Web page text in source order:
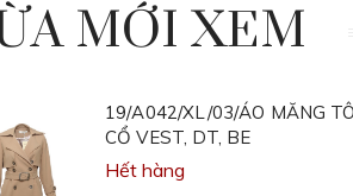
MỚI XEM
19/A042/XL/03/ÁO MĂNG
CỔ VEST, DT, BE
Hết hàng